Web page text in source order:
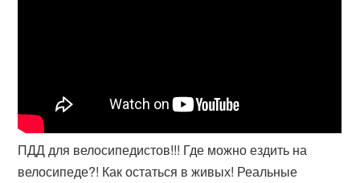
ПДД для велосипедистов!!! Где можно ездить на
велосипеде?! Как остаться в живых! Реальные